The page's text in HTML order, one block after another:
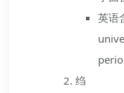
英语
绉